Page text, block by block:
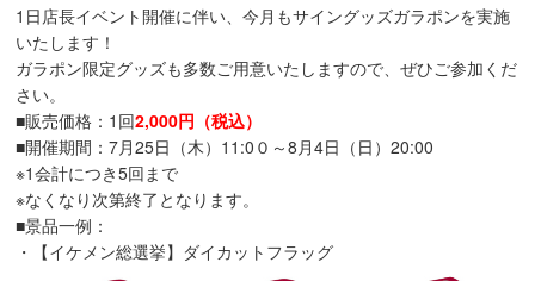
1日店長イベント開催に伴い、今月もサイングッズガラポンを実施
いたします！
ガラポン限定グッズも多数ご用意いたしますので、ぜひご参加くだ
さい。
■販売価格：1回2,000円（税込）
■開催期間：7月25日（木）11:0０～8月4日（日）20:00
※1会計につき5回まで
※なくなり次第終了となります。
■景品一例：
・【イケメン総選挙】ダイカットフラッグ